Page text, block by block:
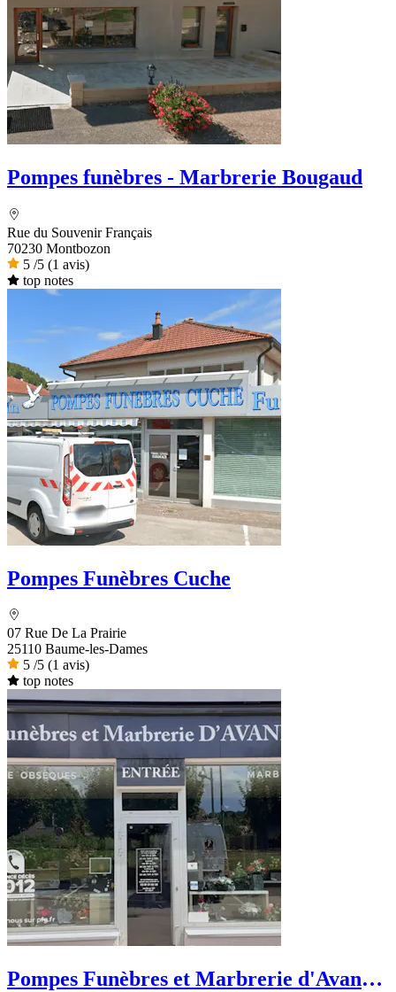
Pompes funèbres - Marbrerie Bougaud
Rue du Souvenir Français
70230 Montbozon
5 /5 (1 avis)
top notes
Pompes Funèbres Cuche
07 Rue De La Prairie
25110 Baume-les-Dames
5 /5 (1 avis)
top notes
Pompes Funèbres et Marbrerie d'Avanne